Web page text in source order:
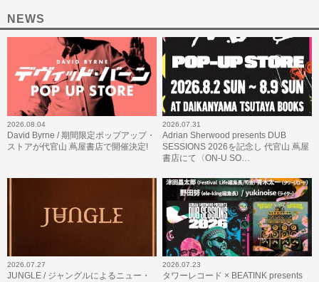
NEWS
2026.08.04
David Byrne / 期間限定ポップアップ・
ストアが代官山 蔦屋書店で開催決定!
2026.07.31
Adrian Sherwood presents DUB
SESSIONS 2026を記念し 代官山 蔦屋
書店にて〈ON-U SO…
2026.07.27
JUNGLE / ジャングルによるニュー・
2026.07.23
タワーレコード × BEATINK presents